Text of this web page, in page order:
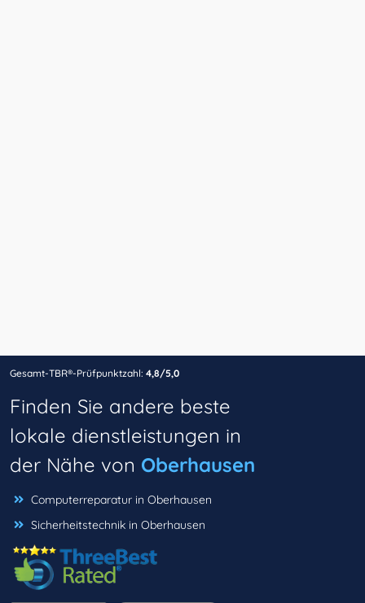
Gesamt-TBR®-Prüfpunktzahl: 4,8/5,0
Finden Sie andere beste
lokale dienstleistungen in
der Nähe von Oberhausen
Computerreparatur in Oberhausen
Sicherheitstechnik in Oberhausen